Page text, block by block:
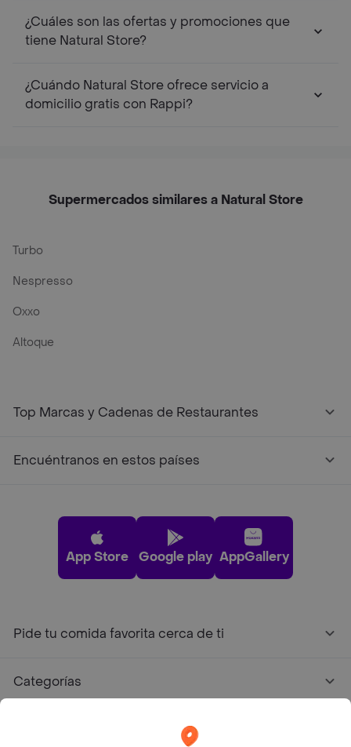
¿Cuáles son las ofertas y promociones que
tiene Natural Store?
¿Cuándo Natural Store ofrece servicio a
domicilio gratis con Rappi?
Supermercados similares a Natural Store
Turbo
Nespresso
Oxxo
Altoque
Top Marcas y Cadenas de Restaurantes
Encuéntranos en estos países
App Store Google play AppGallery
Pide tu comida favorita cerca de ti
Categorías